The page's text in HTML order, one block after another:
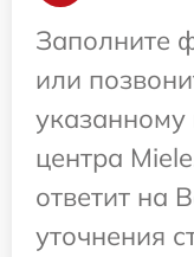
Заполните
или
указанному
центра
ответит на
уточнения